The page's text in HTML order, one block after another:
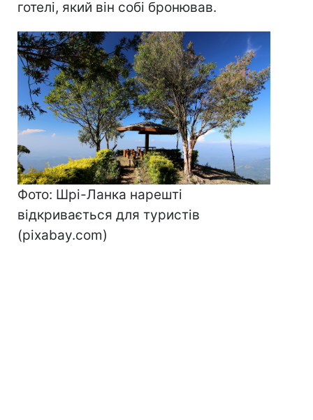
готелі, який він собі бронював.
Фото: Шрі-Ланка нарешті
відкривається для туристів
(pixabay.com)